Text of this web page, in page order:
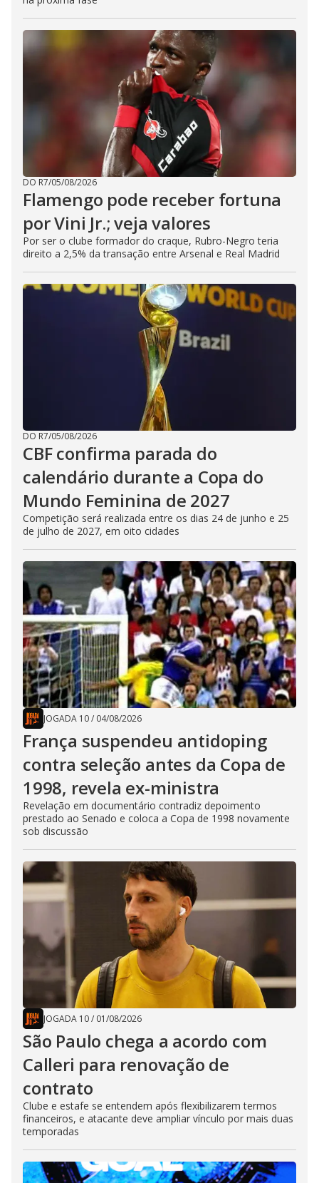
DO R7/05/08/2026
Flamengo pode receber fortuna
por Vini Jr.; veja valores
Por ser o clube formador do craque, Rubro-Negro teria
direito a 2,5% da transação entre Arsenal e Real Madrid
DO R7/05/08/2026
CBF confirma parada do
calendário durante a Copa do
Mundo Feminina de 2027
Competição será realizada entre os dias 24 de junho e 25
de julho de 2027, em oito cidades
JOGADA 10/ 04/08/2026
França suspendeu antidoping
contra seleção antes da Copa de
1998, revela ex-ministra
Revelação em documentário contradiz depoimento
prestado ao Senado e coloca a Copa de 1998 novamente
sob discussão
JOGADA 10/ 01/08/2026
São Paulo chega a acordo com
Calleri para renovação de
contrato
Clube e estafe se entendem após flexibilizarem termos
financeiros, e atacante deve ampliar vínculo por mais duas
temporadas